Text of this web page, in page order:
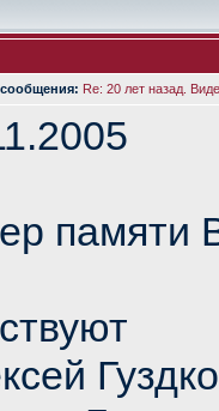
Re: 20 лет назад.
памяти